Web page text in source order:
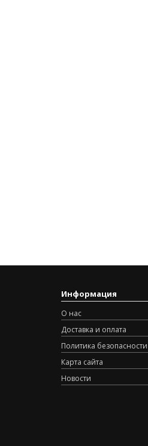
Информация
О нас
Доставка и оплата
Политика безопасности
Карта сайта
Новости